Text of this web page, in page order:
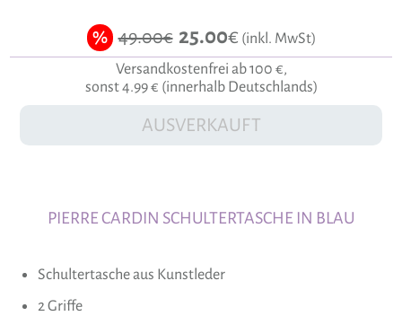
% 49.00€ 25.00€ (inkl. MwSt)
Versandkostenfrei ab 100 €,
sonst 4.99 € (innerhalb Deutschlands)
AUSVERKAUFT
PIERRE CARDIN SCHULTERTASCHE IN BLAU
Schultertasche aus Kunstleder
2 Griffe